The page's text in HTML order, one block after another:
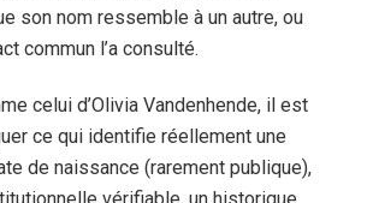
son nom ressemble à un autre, ou
commun l’a consulté.
celui d’Olivia Vandenhende, il est
ce qui identifie réellement une
de naissance (rarement publique),